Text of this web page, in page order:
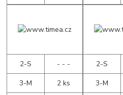
2-S
- - -
3-M
2 ks
2-S
3-M